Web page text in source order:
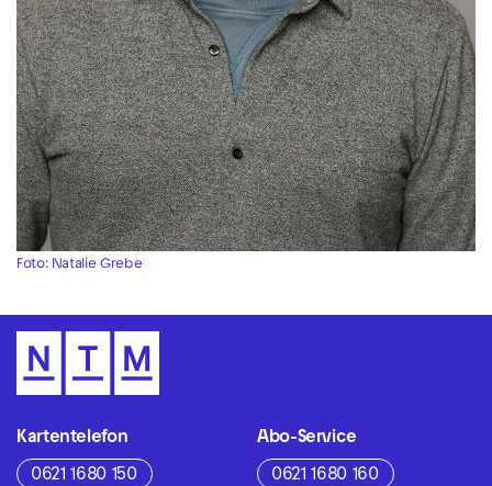
Foto: Natalie Grebe
Kartentelefon
0621 1680 150
Abo-Service
0621 1680 160